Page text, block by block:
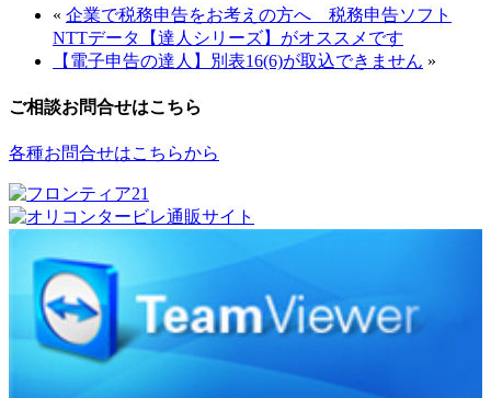
« 企業で税務申告をお考えの方へ 税務申告ソフト
NTTデータ【達人シリーズ】がオススメです
【電子申告の達人】別表16(6)が取込できません »
ご相談お問合せはこちら
各種お問合せはこちらから